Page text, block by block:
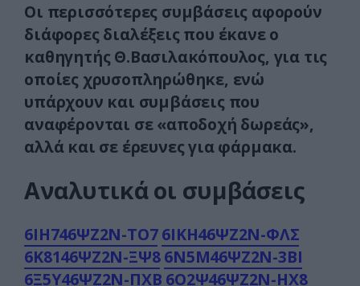
Οι περισσότερες συμβάσεις αφορούν
διάφορες διαλέξεις που έκανε ο
καθηγητής Θ.Βασιλακόπουλος, για τις
οποίες χρυσοπληρώθηκε, ενώ
υπάρχουν και συμβάσεις που
αναφέρονται σε «αποδοχή δωρεάς»,
αλλά και σε έρευνες για φάρμακα.
Αναλυτικά οι συμβάσεις
6ΙΗ746ΨΖ2Ν-ΤΟ7 6ΙΚΗ46ΨΖ2Ν-ΦΛΣ
6Κ8146ΨΖ2Ν-ΞΨ8 6Ν5Μ46ΨΖ2Ν-3ΒΙ
6Ξ5Υ46ΨΖ2Ν-ΠΧΒ 6Ο2Ψ46ΨΖ2Ν-ΗΧ8